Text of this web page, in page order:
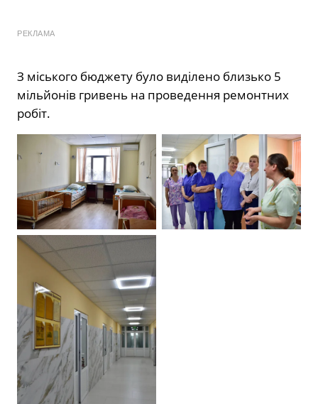
РЕКЛАМА
З міського бюджету було виділено близько 5
мільйонів гривень на проведення ремонтних
робіт.